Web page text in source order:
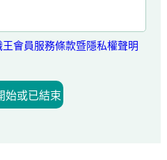
王會員服務條款暨隱私權聲明
始或已結束